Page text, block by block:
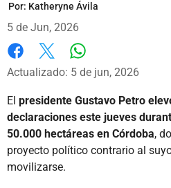
Por: Katheryne Ávila
5 de Jun, 2026
Facebook
X
Actualizado: 5 de jun, 2026
El presidente Gustavo Petro
declaraciones este jueves
50.000 hectáreas en Córdoba,
proyecto político contrario al
movilizarse.